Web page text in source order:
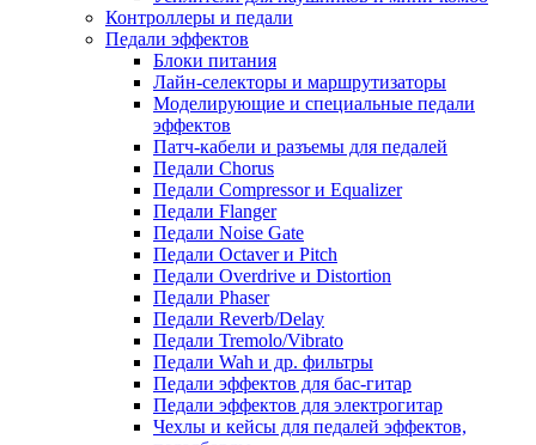
Контроллеры и педали
Педали эффектов
Блоки питания
Лайн-селекторы и маршрутизаторы
Моделирующие и специальные педали
эффектов
Патч-кабели и разъемы для педалей
Педали Chorus
Педали Compressor и Equalizer
Педали Flanger
Педали Noise Gate
Педали Octaver и Pitch
Педали Overdrive и Distortion
Педали Phaser
Педали Reverb/Delay
Педали Tremolo/Vibrato
Педали Wah и др. фильтры
Педали эффектов для бас-гитар
Педали эффектов для электрогитар
Чехлы и кейсы для педалей эффектов,